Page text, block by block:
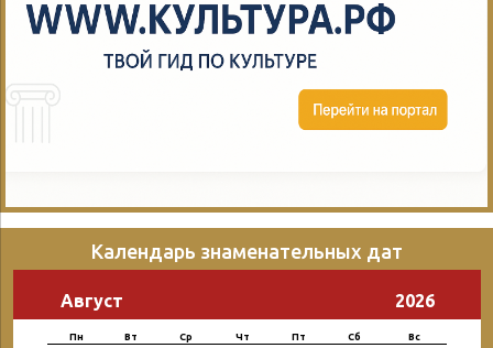
Календарь знаменательных дат
Август 2026
Пн Вт Ср Чт Пт Сб Вс